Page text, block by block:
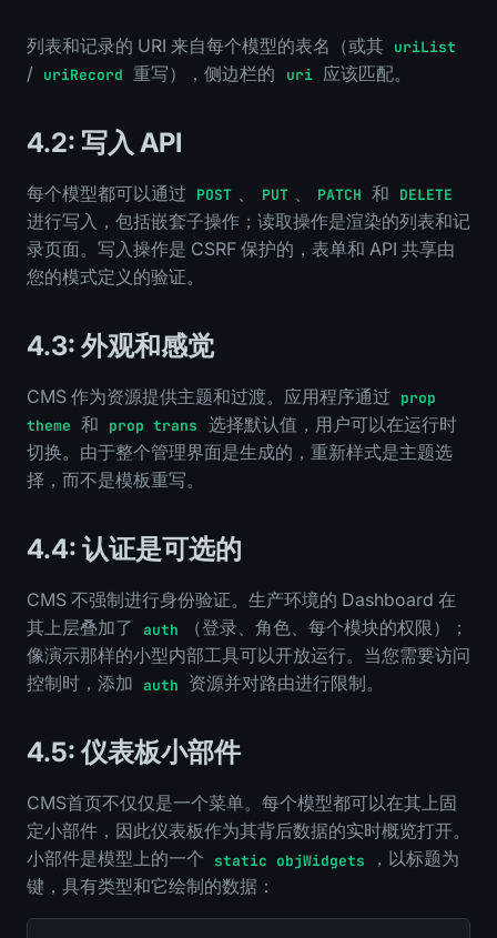
列表和记录的 URI 来自每个模型的表名（或其 uriList
/ uriRecord 重写），侧边栏的 uri 应该匹配。
4.2: 写入 API
每个模型都可以通过 POST PUT PATCH 和 DELETE
进行写入，包括嵌套子操作；读取操作是渲染的列表和记
录页面。写入操作是 CSRF 保护的，表单和 API 共享由
您的模式定义的验证。
4.3: 外观和感觉
CMS 作为资源提供主题和过渡。应用程序通过
prop
theme 和 prop trans
选择默认值，用户可以在运行时
切换。由于整个管理界面是生成的，重新样式是主题选
择，而不是模板重写。
4.4: 认证是可选的
CMS 不强制进行身份验证。生产环境的 Dashboard 在
其上层叠加了
auth
（登录、角色、每个模块的权限）；
像演示那样的小型内部工具可以开放运行。当您需要访问
控制时，添加 auth 资源并对路由进行限制。
4.5: 仪表板小部件
CMS首页不仅仅是一个菜单。每个模型都可以在其上固
定小部件，因此仪表板作为其背后数据的实时概览打开。
小部件是模型上的一个
static objWidgets
，以标题为
键，具有类型和它绘制的数据：